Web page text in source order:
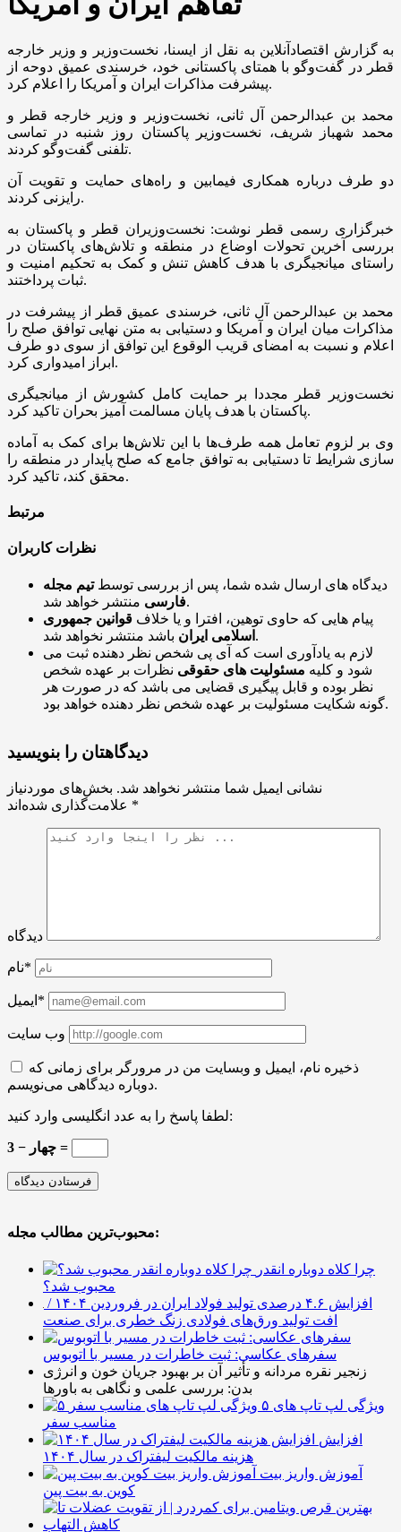
به گزارش اقتصادآنلاین به نقل از ایسنا، نخست‌وزیر و وزیر خارجه
قطر در گفت‌وگو با همتای پاکستانی خود، خرسندی عمیق دوحه از
پیشرفت مذاکرات ایران و آمریکا را اعلام کرد.
محمد بن عبدالرحمن آل ثانی، نخست‌وزیر و وزیر خارجه قطر و
محمد شهباز شریف، نخست‌وزیر پاکستان روز شنبه در تماسی
تلفنی گفت‌وگو کردند.
دو طرف درباره همکاری فیمابین و راه‌های حمایت و تقویت آن
رایزنی کردند.
خبرگزاری رسمی قطر نوشت: نخست‌وزیران قطر و پاکستان به
بررسی آخرین تحولات اوضاع در منطقه و تلاش‌های پاکستان در
راستای میانجیگری با هدف کاهش تنش و کمک به تحکیم امنیت و
ثبات پرداختند.
محمد بن عبدالرحمن آل ثانی، خرسندی عمیق قطر از پیشرفت در
مذاکرات میان ایران و آمریکا و دستیابی به متن نهایی توافق صلح را
اعلام و نسبت به امضای قریب الوقوع این توافق از سوی دو طرف
ابراز امیدواری کرد.
نخست‌وزیر قطر مجددا بر حمایت کامل کشورش از میانجیگری
پاکستان با هدف پایان مسالمت آمیز بحران تاکید کرد.
وی بر لزوم تعامل همه طرف‌ها با این تلاش‌ها برای کمک به آماده
سازی شرایط تا دستیابی به توافق جامع که صلح پایدار در منطقه را
محقق کند، تاکید کرد.
مرتبط
نظرات کاربران
دیدگاه های ارسال شده شما، پس از بررسی توسطتیم مجله
فارسیمنتشر خواهد شد.
پیام هایی که حاوی توهین، افترا و یا خلاف قوانین جمهوری
اسلامی ایران باشد منتشر نخواهد شد.
لازم به یادآوری است که آی پی شخص نظر دهنده ثبت می
شود و کلیه مسئولیت های حقوقی نظرات بر عهده شخص
نظر بوده و قابل پیگیری قضایی می باشد که در صورت هر
گونه شکایت مسئولیت بر عهده شخص نظر دهنده خواهد بود.
دیدگاهتان را بنویسید
نشانی ایمیل شما منتشر نخواهد شد. بخش‌های موردنیاز
*
دیدگاه
نام*
ایمیل*
وب سایت
ذخیره نام، ایمیل و وبسایت من در مرورگر برای زمانی که
دوباره دیدگاهی می‌نویسم.
لطفا پاسخ را به عدد انگلیسی وارد کنید:
چهار − 3 =
محبوب‌ترین مطالب مجله:
چرا کلاه دوباره انقدر
محبوب شد؟
افزایش ۴.۶ درصدی تولید فولاد ایران در فروردین ۱۴۰۴ /
افت تولید ورق‌های فولادی زنگ خطری برای صنعت
سفرهای عکاسی: ثبت خاطرات در مسیر با اتوبوس
زنجیر نقره مردانه و تأثیر آن بر بهبود جریان خون و انرژی
بدن: بررسی علمی و نگاهی به باورها
۵ ویژگی لپ تاپ های
مناسب سفر
افزایش
هزینه مالکیت لیفتراک در سال ۱۴۰۴
آموزش واریز بیت
کوین به بیت پین